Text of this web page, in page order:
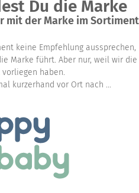
Du die Marke
mit der Marke im Sortiment
keine Empfehlung aussprechen,
Marke führt. Aber nur, weil wir die
haben.
kurzerhand vor Ort nach ...